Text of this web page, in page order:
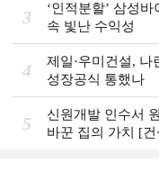
3
‘인적분할’ 삼성
속 빛난 수익성
4
제일·우미건설,
성장공식 통했나
5
신원개발 인수서
바꾼 집의 가치 [